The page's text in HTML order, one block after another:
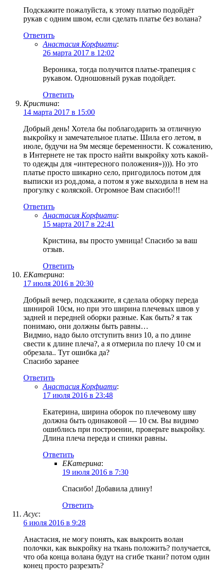
Подскажите пожалуйста, к этому платью подойдёт
рукав с одним швом, если сделать платье без волана?
Ответить
Анастасия Корфиати:
26 марта 2017 в 12:02
Вероника, тогда получится платье-трапеция с
рукавом. Одношовный рукав подойдет.
Ответить
Кристина:
14 марта 2017 в 15:00
Добрый день! Хотела бы поблагодарить за отличную
выкройку и замечательное платье. Шила его летом, в
июле, будучи на 9м месяце беременности. К сожалению,
в Интернете не так просто найти выкройку хоть какой-
то одежды для «интересного положения»)))). Но это
платье просто шикарно село, пригодилось потом для
выписки из род.дома, а потом я уже выходила в нем на
прогулку с коляской. Огромное Вам спасибо!!!
Ответить
Анастасия Корфиати:
15 марта 2017 в 22:41
Кристина, вы просто умница! Спасибо за ваш
отзыв.
Ответить
ЕКатерина:
17 июля 2016 в 20:30
Добрый вечер, подскажите, я сделала оборку переда
шинирой 10см, но при это ширина плечевых швов у
задней и передней оборки разные. Как быть? я так
понимаю, они должны быть равны…
Видмио, надо было отступить вниз 10, а по длине
свести к длине плеча?, а я отмерила по плечу 10 см и
обрезала.. Тут ошибка да?
Спасибо заранее
Ответить
Анастасия Корфиати:
17 июля 2016 в 23:48
Екатерина, ширина оборок по плечевому шву
должна быть одинаковой — 10 см. Вы видимо
ошиблись при построении, проверьте выкройку.
Длина плеча переда и спинки равны.
Ответить
ЕКатерина:
19 июля 2016 в 7:30
Спасибо! Добавила длину!
Ответить
Асус:
6 июля 2016 в 9:28
Анастасия, не могу понять, как выкроить волан
полочки, как выкройку на ткань положить? получается,
что оба конца волана будут на сгибе ткани? потом один
конец просто разрезать?